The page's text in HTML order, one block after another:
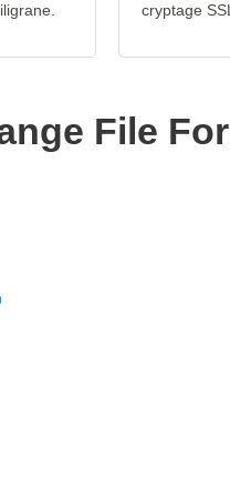
cryptage SSL.
File